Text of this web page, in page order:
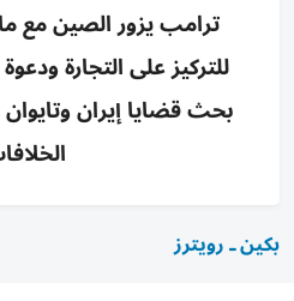
ترامب يزور الصين مع
للتركيز على التجارة
بحث قضايا إيران وتايوان
بكين ـ رويترز